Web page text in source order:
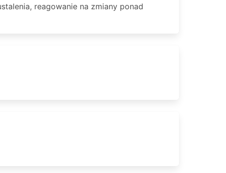
reagowanie na zmiany ponad